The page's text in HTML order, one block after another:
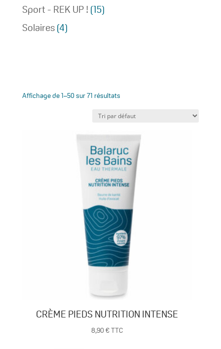
Sport - REK UP ! (15)
Solaires (4)
Affichage de 1–50 sur 71 résultats
CRÈME PIEDS NUTRITION INTENSE
8,90 €TTC